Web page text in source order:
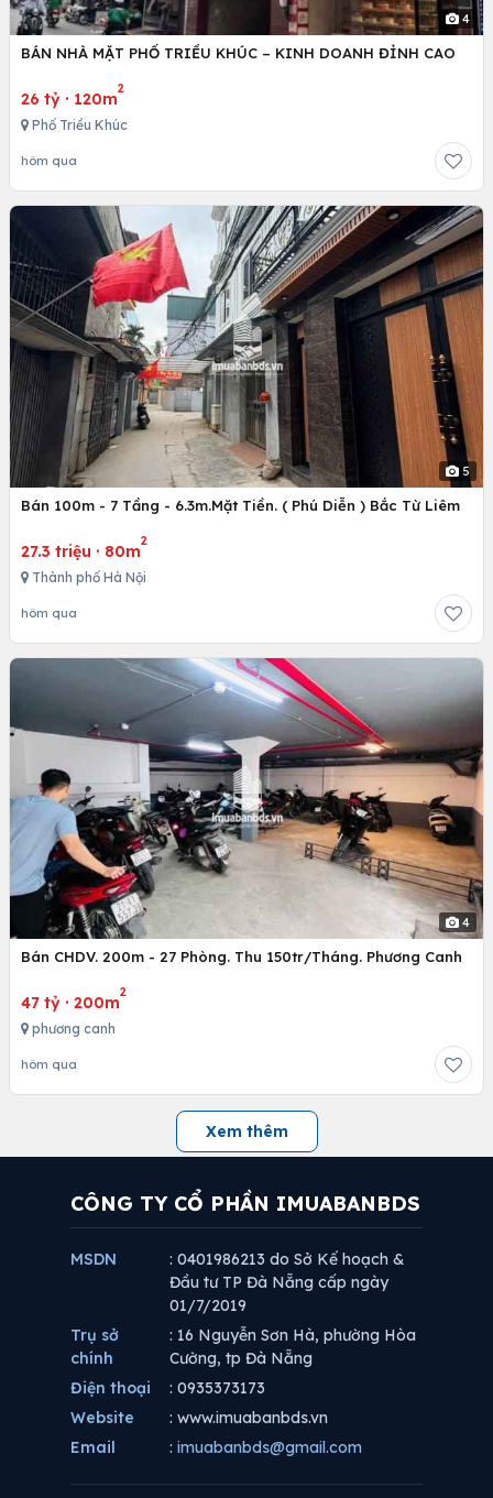
4
BÁN NHÀ MẶT PHỐ TRIỀU KHÚC – KINH DOANH ĐỈNH CAO
26 tỷ · 120m
2
Phố Triều Khúc
hôm qua
5
Bán 100m - 7 Tầng - 6.3m.Mặt Tiền. ( Phú Diễn ) Bắc Từ Liêm
27.3 triệu · 80m
2
Thành phố Hà Nội
hôm qua
4
Bán CHDV. 200m - 27 Phòng. Thu 150tr/Tháng. Phương Canh
47 tỷ · 200m
2
phương canh
hôm qua
Xem thêm
CÔNG TY CỔ PHẦN IMUABANBDS
MSDN
: 0401986213 do Sở Kế hoạch &
Đầu tư TP Đà Nẵng cấp ngày
01/7/2019
Trụ sở
chính
: 16 Nguyễn Sơn Hà, phường Hòa
Cường, tp Đà Nẵng
Điện thoại
: 0935373173
Website
: www.imuabanbds.vn
Email
: imuabanbds@gmail.com